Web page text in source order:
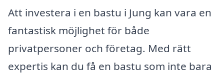
Att investera i en bastu i Jung kan vara en
fantastisk möjlighet för både
privatpersoner och företag. Med rätt
expertis kan du få en bastu som inte bara